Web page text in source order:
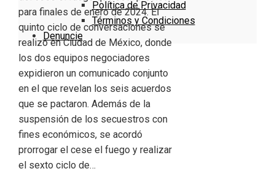
Política de Privacidad
Términos y Condiciones
Denuncie
para finales de enero de 2024. E​l
quinto ciclo de conversaciones se
realizó en Ciudad de México, donde
los dos equipos negociadores
expidieron un comunicado conjunto
en el que revelan los seis acuerdos
que se pactaron. Además de la
suspensión de los secuestros con
fines económicos, se acordó
prorrogar el cese el fuego y realizar
el sexto ciclo de…